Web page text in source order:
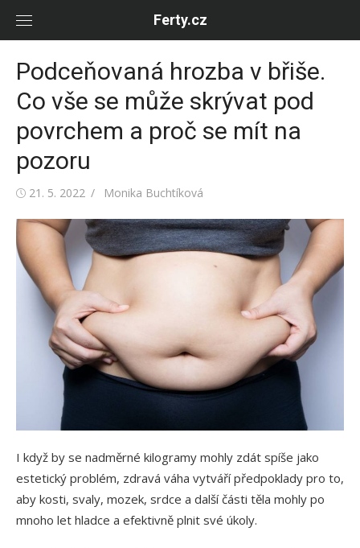
Ferty.cz
Podceňovaná hrozba v břiše.
Co vše se může skrývat pod
povrchem a proč se mít na
pozoru
Posted
21. 5. 2022 Author
Monika Buchtíková
I když by se nadměrné kilogramy mohly zdát spíše jako
estetický problém, zdravá váha vytváří předpoklady pro to,
aby kosti, svaly, mozek, srdce a další části těla mohly po
mnoho let hladce a efektivně plnit své úkoly.